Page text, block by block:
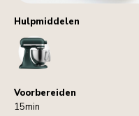
Hulpmiddelen
StandMixer
Voorbereiden
15min